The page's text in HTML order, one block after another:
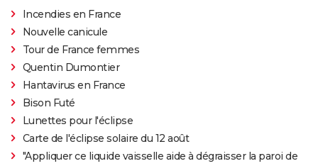
Incendies en France
Nouvelle canicule
Tour de France femmes
Quentin Dumontier
Hantavirus en France
Bison Futé
Lunettes pour l'éclipse
Carte de l'éclipse solaire du 12 août
"Appliquer ce liquide vaisselle aide à dégraisser la paroi de